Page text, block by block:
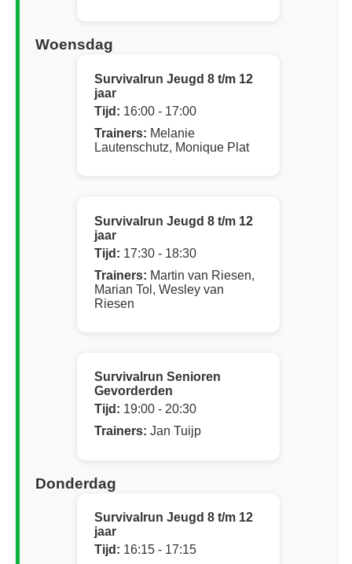
Woensdag
Survivalrun Jeugd 8 t/m 12
jaar
Tijd: 16:00 - 17:00
Trainers: Melanie
Lautenschutz, Monique Plat
Survivalrun Jeugd 8 t/m 12
jaar
Tijd: 17:30 - 18:30
Trainers: Martin van Riesen,
Marian Tol, Wesley van
Riesen
Survivalrun Senioren
Gevorderden
Tijd: 19:00 - 20:30
Trainers: Jan Tuijp
Donderdag
Survivalrun Jeugd 8 t/m 12
jaar
Tijd: 16:15 - 17:15